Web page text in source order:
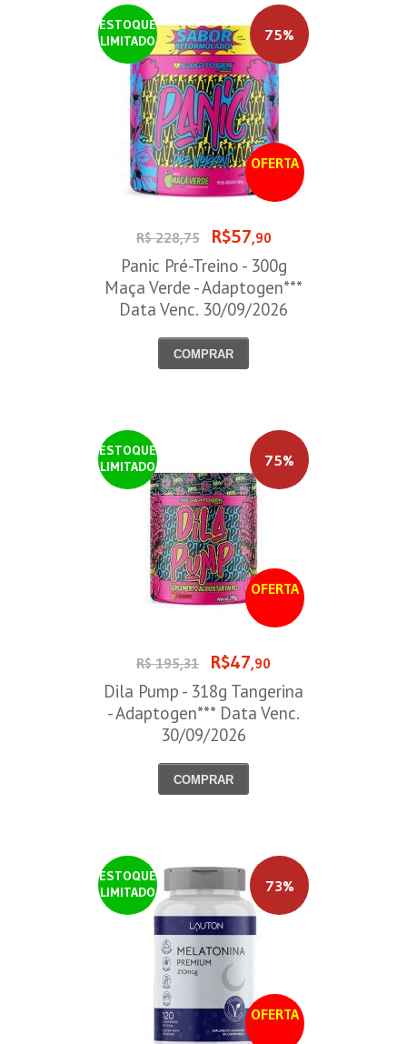
ESTOQUE
LIMITADO
OFERTA
75%
R$ 228,75 R$57,90
Panic Pré-Treino - 300g
Maça Verde - Adaptogen***
Data Venc. 30/09/2026
COMPRAR
ESTOQUE
LIMITADO
OFERTA
75%
R$ 195,31 R$47,90
Dila Pump - 318g Tangerina
- Adaptogen*** Data Venc.
30/09/2026
COMPRAR
ESTOQUE
LIMITADO
OFERTA
73%